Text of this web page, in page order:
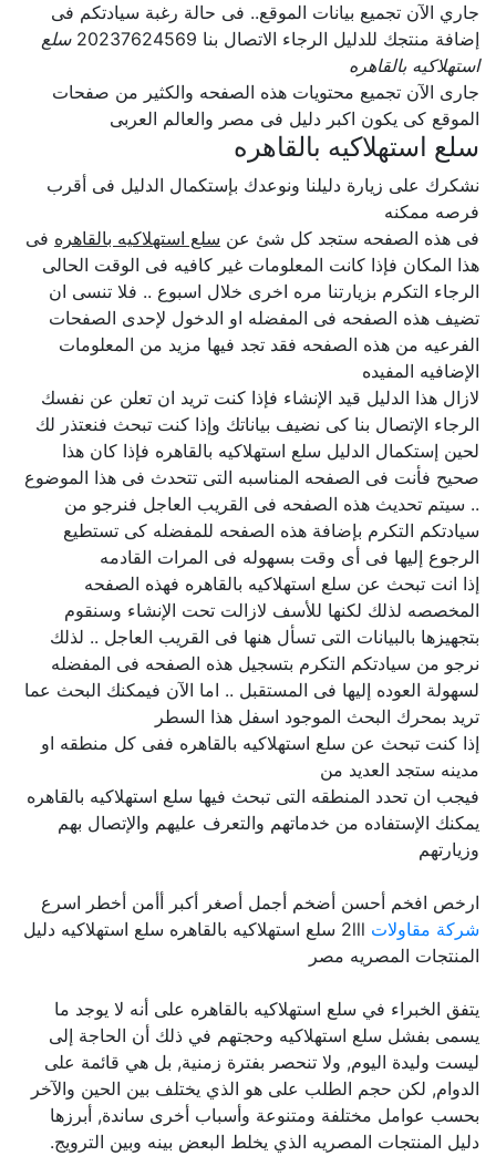
جاري الآن تجميع بيانات الموقع.. فى حالة رغبة سيادتكم فى
إضافة منتجك للدليل الرجاء الاتصال بنا 20237624569
سلع
استهلاكيه بالقاهره
جارى الآن تجميع محتويات هذه الصفحه والكثير من صفحات
الموقع كى يكون اكبر دليل فى مصر والعالم العربى
سلع استهلاكيه بالقاهره
نشكرك على زيارة دليلنا ونوعدك بإستكمال الدليل فى أقرب
فرصه ممكنه
فى هذه الصفحه ستجد كل شئ عنسلع استهلاكيه بالقاهرهفى
هذا المكان فإذا كانت المعلومات غير كافيه فى الوقت الحالى
الرجاء التكرم بزيارتنا مره اخرى خلال اسبوع .. فلا تنسى ان
تضيف هذه الصفحه فى المفضله او الدخول لإحدى الصفحات
الفرعيه من هذه الصفحه فقد تجد فيها مزيد من المعلومات
الإضافيه المفيده
لازال هذا الدليل قيد الإنشاء فإذا كنت تريد ان تعلن عن نفسك
الرجاء الإتصال بنا كى نضيف بياناتك وإذا كنت تبحث فنعتذر لك
لحين إستكمال الدليل سلع استهلاكيه بالقاهره فإذا كان هذا
صحيح فأنت فى الصفحه المناسبه التى تتحدث فى هذا الموضوع
.. سيتم تحديث هذه الصفحه فى القريب العاجل فنرجو من
سيادتكم التكرم بإضافة هذه الصفحه للمفضله كى تستطيع
الرجوع إليها فى أى وقت بسهوله فى المرات القادمه
إذا انت تبحث عن سلع استهلاكيه بالقاهره فهذه الصفحه
المخصصه لذلك لكنها للأسف لازالت تحت الإنشاء وسنقوم
بتجهيزها بالبيانات التى تسأل هنها فى القريب العاجل .. لذلك
نرجو من سيادتكم التكرم بتسجيل هذه الصفحه فى المفضله
لسهولة العوده إليها فى المستقبل .. اما الآن فيمكنك البحث عما
تريد بمحرك البحث الموجود اسفل هذا السطر
إذا كنت تبحث عن سلع استهلاكيه بالقاهره ففى كل منطقه او
مدينه ستجد العديد من
فيجب ان تحدد المنطقه التى تبحث فيها سلع استهلاكيه بالقاهره
يمكنك الإستفاده من خدماتهم والتعرف عليهم والإتصال بهم
وزيارتهم
ارخص افخم أحسن أضخم أجمل أصغر أكبر أأمن أخطر اسرع
شركة مقاولات
2lll سلع استهلاكيه بالقاهره سلع استهلاكيه دليل
المنتجات المصريه مصر
يتفق الخبراء في سلع استهلاكيه بالقاهره على أنه لا يوجد ما
يسمى بفشل سلع استهلاكيه وحجتهم في ذلك أن الحاجة إلى
ليست وليدة اليوم, ولا تنحصر بفترة زمنية, بل هي قائمة على
الدوام, لكن حجم الطلب على هو الذي يختلف بين الحين والآخر
بحسب عوامل مختلفة ومتنوعة وأسباب أخرى ساندة, أبرزها
دليل المنتجات المصريه الذي يخلط البعض بينه وبين الترويج.